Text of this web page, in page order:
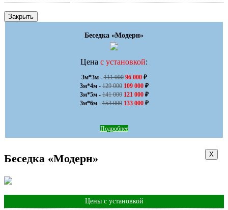
Закрыть
Беседка «Модерн»
Цена с установкой:
3м*3м - 111 000 96 000 ₽
3м*4м - 129 000 109 000 ₽
3м*5м - 141 000 121 000 ₽
3м*6м - 153 000 133 000 ₽
Подробнее
Х
Беседка «Модерн»
Цены с установкой